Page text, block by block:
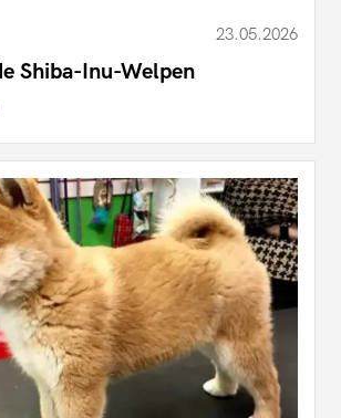
23.05.2026
Shiba-Inu-Welpen